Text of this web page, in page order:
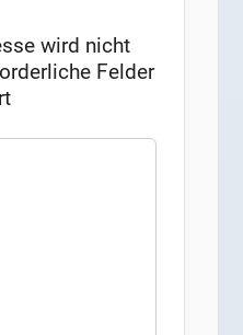
wird nicht
Felder